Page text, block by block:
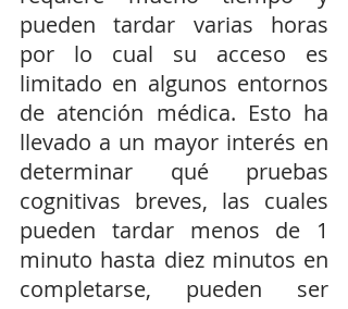
pueden tardar varias horas
por lo cual su acceso es
limitado en algunos entornos
de atención médica. Esto ha
llevado a un mayor interés en
determinar qué pruebas
cognitivas breves, las cuales
pueden tardar menos de 1
minuto hasta diez minutos en
completarse, pueden ser